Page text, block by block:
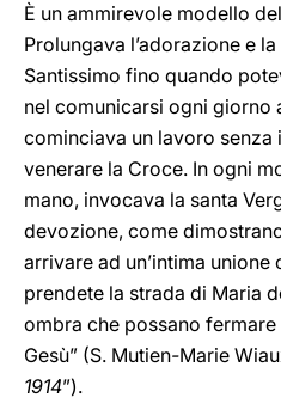
È un ammirevole modello
Prolungava l’adorazione e
Santissimo fino quando
nel comunicarsi ogni giorno
cominciava un lavoro senza
venerare la Croce. In ogni
mano, invocava la santa
devozione, come
arrivare ad un’intima unione
prendete la strada di Maria
ombra che possano
Gesù” (S. Mutien-Marie
1914”).